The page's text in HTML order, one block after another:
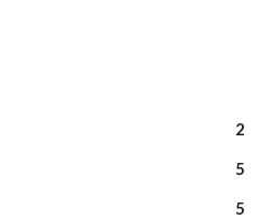
2
5
5